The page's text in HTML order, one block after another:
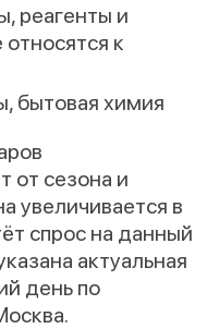
реагенты и
к
бытовая химия
от сезона и
увеличивается в
спрос на данный
актуальная
день по